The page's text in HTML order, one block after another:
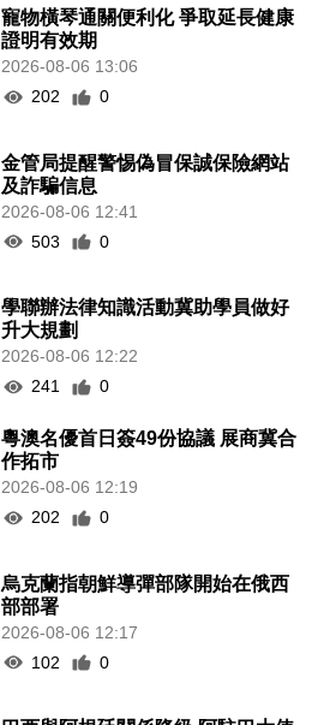
寵物橫琴通關便利化 爭取延長健康
證明有效期
2026-08-06 13:06
202
0
金管局提醒警惕偽冒保誠保險網站
及詐騙信息
2026-08-06 12:41
503
0
學聯辦法律知識活動冀助學員做好
升大規劃
2026-08-06 12:22
241
0
粵澳名優首日簽49份協議 展商冀合
作拓市
2026-08-06 12:19
202
0
烏克蘭指朝鮮導彈部隊開始在俄西
部部署
2026-08-06 12:17
102
0